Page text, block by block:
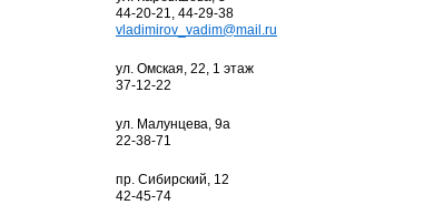
44-20-21, 44-29-38
vladimirov_vadim@mail.ru
ул. Омская, 22, 1 этаж
37-12-22
ул. Малунцева, 9а
22-38-71
пр. Сибирский, 12
42-45-74